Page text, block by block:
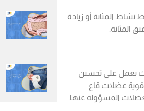
المثانة أو زيادة
المثانة.
يعمل على تحسين
عضلات قاع
المسؤولة عنها.